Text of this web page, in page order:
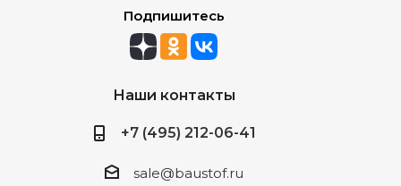
Подпишитесь
Наши контакты
+7 (495) 212-06-41
sale@baustof.ru